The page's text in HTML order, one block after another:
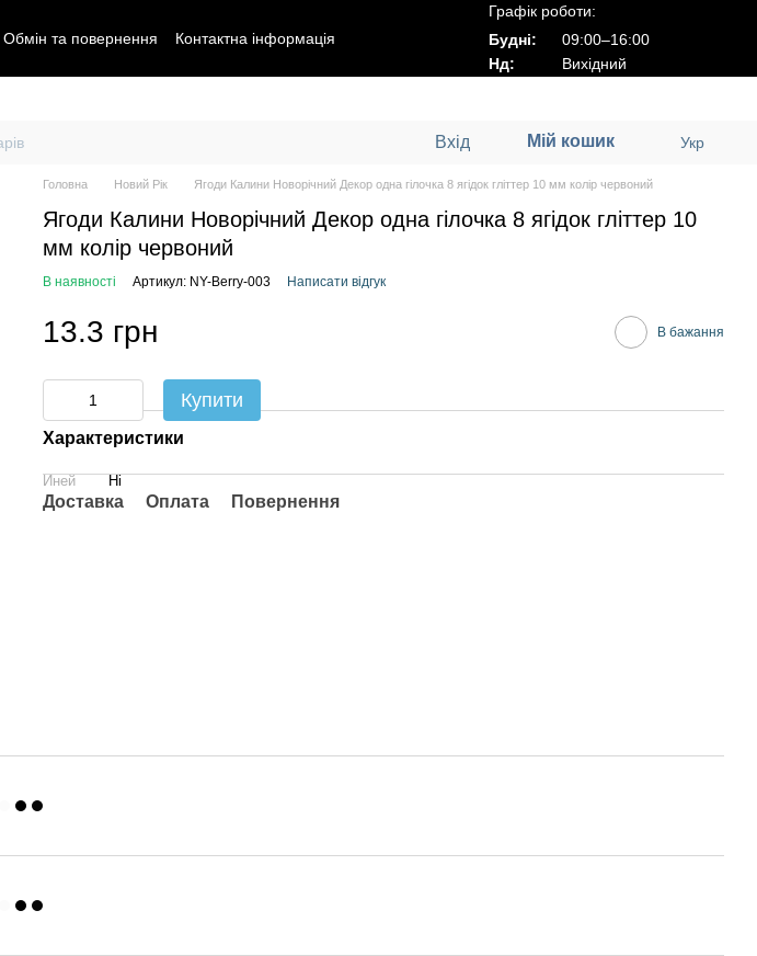
Обмін та повернення Контактна інформація
Графік роботи:
Будні:
09:00–16:00
Нд:
Вихідний
Вхід Мій кошик Укр
Головна Новий Рік Ягоди Калини Новорічний Декор одна гілочка 8 ягідок гліттер 10 мм колір червоний
Ягоди Калини Новорічний Декор одна гілочка 8 ягідок гліттер 10
мм колір червоний
В наявності Артикул: NY-Berry-003 Написати відгук
13.3 грн В бажання
Купити
Характеристики
Иней Ні
Доставка Оплата Повернення